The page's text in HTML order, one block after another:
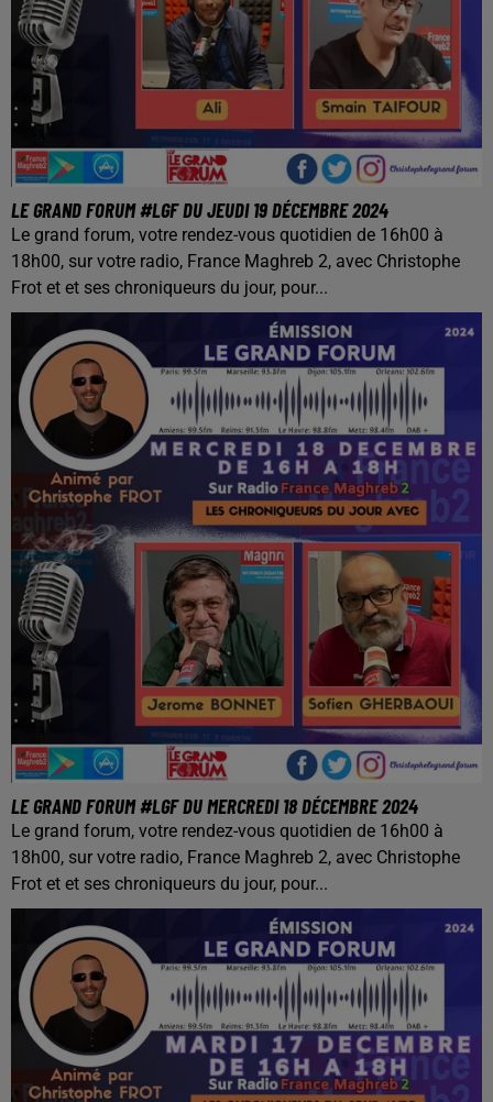
LE GRAND FORUM #LGF DU JEUDI 19 DÉCEMBRE 2024
Le grand forum, votre rendez-vous quotidien de 16h00 à
18h00, sur votre radio, France Maghreb 2, avec Christophe
Frot et et ses chroniqueurs du jour, pour...
LE GRAND FORUM #LGF DU MERCREDI 18 DÉCEMBRE 2024
Le grand forum, votre rendez-vous quotidien de 16h00 à
18h00, sur votre radio, France Maghreb 2, avec Christophe
Frot et et ses chroniqueurs du jour, pour...